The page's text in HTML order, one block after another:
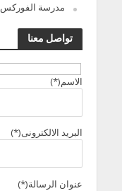
مدرسة الفوركس
تواصل معنا
الاسم(*)
البريد الالكترونى(*)
عنوان الرسالة(*)